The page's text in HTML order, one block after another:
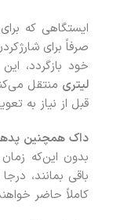
صرفاً برای
خود بازگردد،
لیتری منتقل می‌کند. این
قبل از نیاز به
داک همچنین
بدون این‌که زمان
باقی بمانند،
کاملاً حاضر